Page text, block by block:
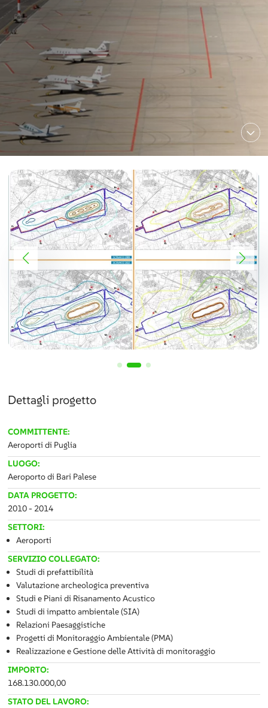
Dettagli progetto
COMMITTENTE:
Aeroporti di Puglia
LUOGO:
Aeroporto di Bari Palese
DATA PROGETTO:
2010 - 2014
SETTORI:
Aeroporti
SERVIZIO COLLEGATO:
Studi di prefattibilità
Valutazione archeologica preventiva
Studi e Piani di Risanamento Acustico
Studi di impatto ambientale (SIA)
Relazioni Paesaggistiche
Progetti di Monitoraggio Ambientale (PMA)
Realizzazione e Gestione delle Attività di monitoraggio
IMPORTO:
168.130.000,00
STATO DEL LAVORO: